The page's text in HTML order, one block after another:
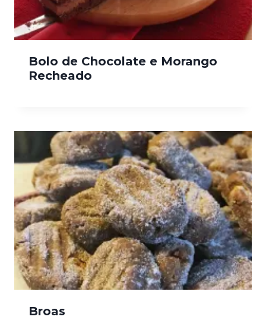
Bolo de Chocolate e Morango
Recheado
Broas